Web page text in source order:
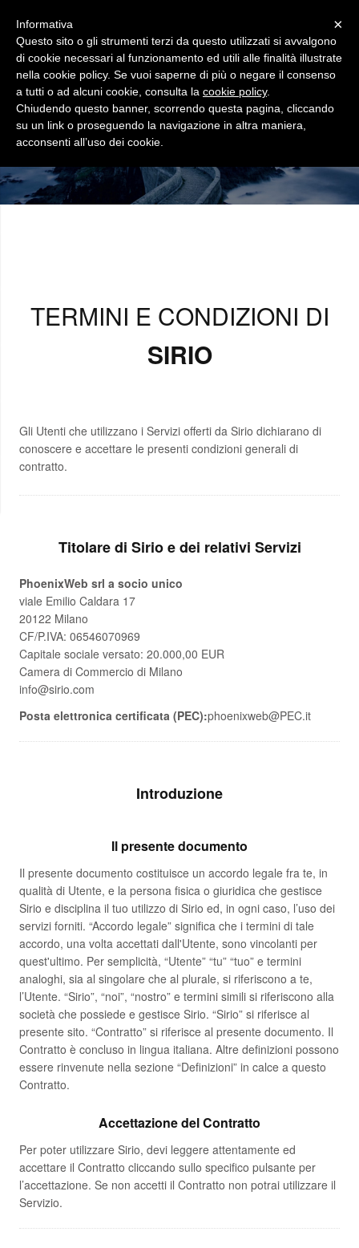
TERMINI E CONDIZIONI
TERMINI E CONDIZIONI DI
SIRIO
Gli Utenti che utilizzano i Servizi offerti da Sirio dichiarano di
conoscere e accettare le presenti condizioni generali di
contratto.
Titolare di Sirio e dei relativi Servizi
PhoenixWeb srl a socio unico
viale Emilio Caldara 17
20122 Milano
CF/P.IVA: 06546070969
Capitale sociale versato: 20.000,00 EUR
Camera di Commercio di Milano
info@sirio.com
Posta elettronica certificata (PEC):phoenixweb@PEC.it
Introduzione
Il presente documento
Il presente documento costituisce un accordo legale fra te, in
qualità di Utente, e la persona fisica o giuridica che gestisce
Sirio e disciplina il tuo utilizzo di Sirio ed, in ogni caso, l’uso dei
servizi forniti. “Accordo legale” significa che i termini di tale
accordo, una volta accettati dall'Utente, sono vincolanti per
quest'ultimo. Per semplicità, “Utente” “tu” “tuo” e termini
analoghi, sia al singolare che al plurale, si riferiscono a te,
l’Utente. “Sirio”, “noi”, “nostro” e termini simili si riferiscono alla
società che possiede e gestisce Sirio. “Sirio” si riferisce al
presente sito. “Contratto” si riferisce al presente documento. Il
Contratto è concluso in lingua italiana. Altre definizioni possono
essere rinvenute nella sezione “Definizioni” in calce a questo
Contratto.
Accettazione del Contratto
Per poter utilizzare Sirio, devi leggere attentamente ed
accettare il Contratto cliccando sullo specifico pulsante per
l’accettazione. Se non accetti il Contratto non potrai utilizzare il
Servizio.
×
Informativa
Questo sito o gli strumenti terzi da questo utilizzati si avvalgono
di cookie necessari al funzionamento ed utili alle finalità illustrate
nella cookie policy. Se vuoi saperne di più o negare il consenso
a tutti o ad alcuni cookie, consulta la cookie policy.
Chiudendo questo banner, scorrendo questa pagina, cliccando
su un link o proseguendo la navigazione in altra maniera,
acconsenti all’uso dei cookie.